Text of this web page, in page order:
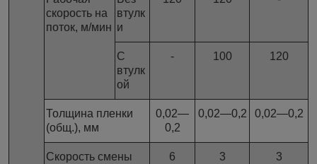
скорость на
поток, м/мин
втулк
и
С
втулк
ой
- 100 120
Толщина пленки
(общ.), мм
0,02—
0,2
0,02—0,2 0,02—0,2
Скорость смены
6 3 3